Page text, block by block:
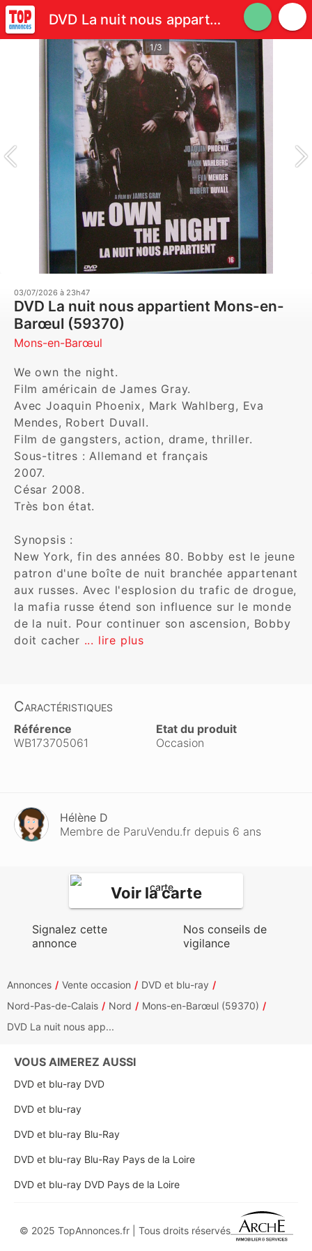
DVD La nuit nous appartient
1/3
03/07/2026 à 23h47
DVD La nuit nous appartient Mons-en-
Barœul (59370)
Mons-en-Barœul
We own the night.
Film américain de James Gray.
Avec Joaquin Phoenix, Mark Wahlberg, Eva
Mendes, Robert Duvall.
Film de gangsters, action, drame, thriller.
Sous-titres : Allemand et français
2007.
César 2008.
Très bon état.
Synopsis :
New York, fin des années 80. Bobby est le jeune
patron d'une boîte de nuit branchée appartenant
aux russes. Avec l'esplosion du trafic de drogue,
la mafia russe étend son influence sur le monde
de la nuit. Pour continuer son ascension, Bobby
doit cacher ... lire plus
Caractéristiques
Référence
WB173705061
Etat du produit
Occasion
Hélène D
Membre de ParuVendu.fr depuis 6 ans
Voir la carte
Signalez cette
annonce
Nos conseils de
vigilance
Annonces Vente occasion
DVD et blu-ray
Nord-Pas-de-Calais
Nord
Mons-en-Barœul (59370)
DVD La nuit nous app...
VOUS AIMEREZ AUSSI
DVD et blu-ray DVD
DVD et blu-ray
DVD et blu-ray Blu-Ray
DVD et blu-ray Blu-Ray Pays de la Loire
DVD et blu-ray DVD Pays de la Loire
© 2025 TopAnnonces.fr | Tous droits réservés